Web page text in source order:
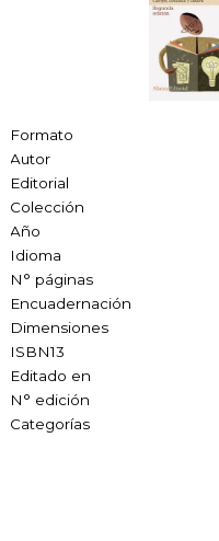
Formato
Autor
Editorial
Colección
Año
Idioma
N° páginas
Encuadernación
Dimensiones
ISBN13
Editado en
N° edición
Categorías